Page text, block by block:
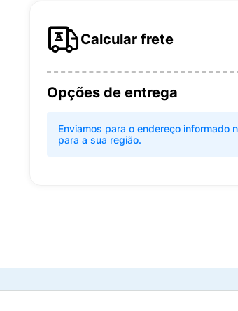
Calcular frete
Opções de entrega
Enviamos para o endereço informado
para a sua região.